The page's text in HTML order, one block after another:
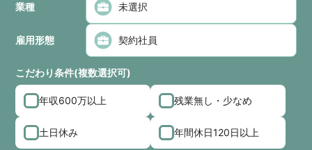
業種
雇用形態
こだわり条件(複数選択可)
年収600万以上 残業無し・少なめ
土日休み 年間休日120日以上